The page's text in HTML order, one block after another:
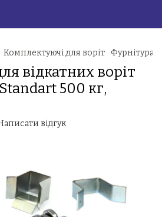
Комплектуючі для воріт Фурнітура
відкатних воріт
500 кг,
відгук